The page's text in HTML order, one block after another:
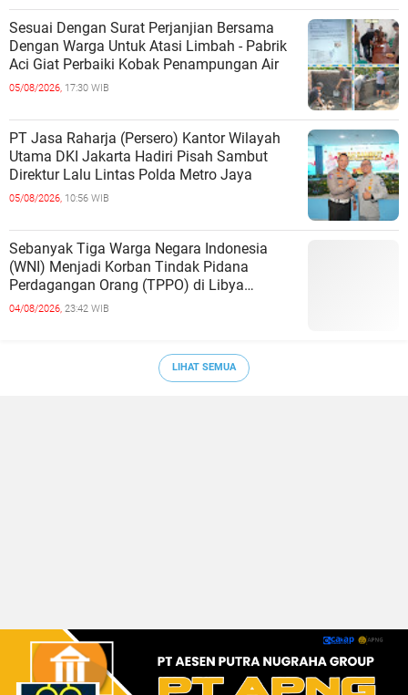
Sesuai Dengan Surat Perjanjian Bersama
Dengan Warga Untuk Atasi Limbah - Pabrik
Aci Giat Perbaiki Kobak Penampungan Air
05/08/2026, 17:30 WIB
PT Jasa Raharja (Persero) Kantor Wilayah
Utama DKI Jakarta Hadiri Pisah Sambut
Direktur Lalu Lintas Polda Metro Jaya
05/08/2026, 10:56 WIB
Sebanyak Tiga Warga Negara Indonesia
(WNI) Menjadi Korban Tindak Pidana
Perdagangan Orang (TPPO) di Libya
Berhasil Dipulangkan Ke - Indonesia. Mereka
04/08/2026, 23:42 WIB
LIHAT SEMUA